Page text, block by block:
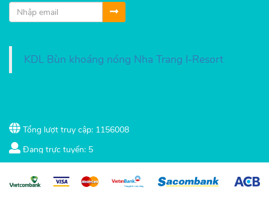
KDL Bùn khoáng nóng Nha Trang I-Resort
Tổng lượt truy cập: 1156008
Đang trực tuyến: 5